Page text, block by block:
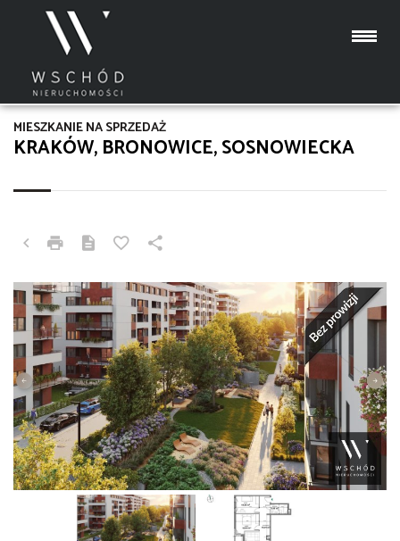
KRAKÓW, BRONOWICE, SOSNOWIECKA
MIESZKANIE NA SPRZEDAŻ